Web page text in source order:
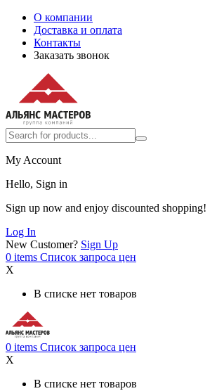
О компании
Доставка и оплата
Контакты
Заказать звонок
My Account
Hello, Sign in
Sign up now and enjoy discounted shopping!
Log In
New Customer? Sign Up
0 items Список запроса цен
X
В списке нет товаров
0 items Список запроса цен
X
В списке нет товаров